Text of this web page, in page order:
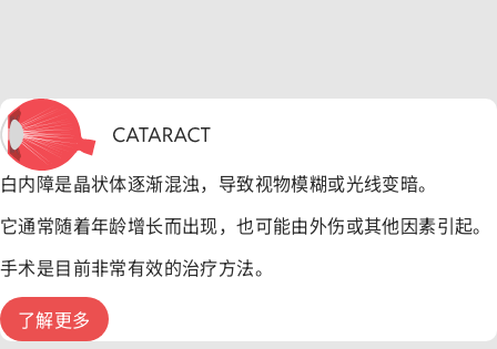
白内障是晶状体逐渐混浊，导致视物模糊或光线变暗。
它通常随着年龄增长而出现，也可能由外伤或其他因素引起。
手术是目前非常有效的治疗方法。
了解更多